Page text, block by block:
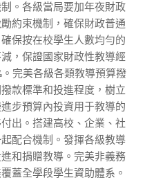
。各級當局要加年夜財政
約束機制，確保財政普通
保按在校學生人數均勻的
，保證國家財政性教導經
完美各級各類教導預算撥
款標準和投進程度，樹立
步預算內投資用于教導的
出。搭建高校、企業、社
配合機制。發揮各級教導
和捐贈教導。完美非義務
蓋全學段學生資助體系。